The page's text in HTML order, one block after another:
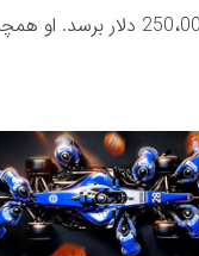
بر اساس تحلیل‌های او، اگر بیت‌کوین به عنوان جایگزین طلا